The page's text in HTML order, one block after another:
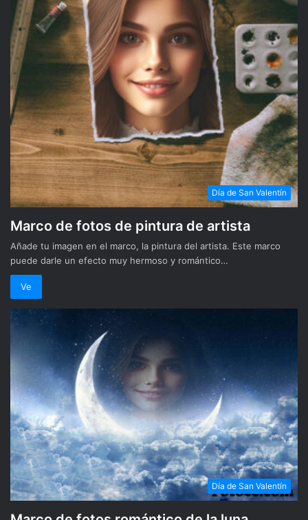
Día de San Valentín
Marco de fotos de pintura de artista
Añade tu imagen en el marco, la pintura del artista. Este marco
puede darle un efecto muy hermoso y romántico…
Ve
Día de San Valentín